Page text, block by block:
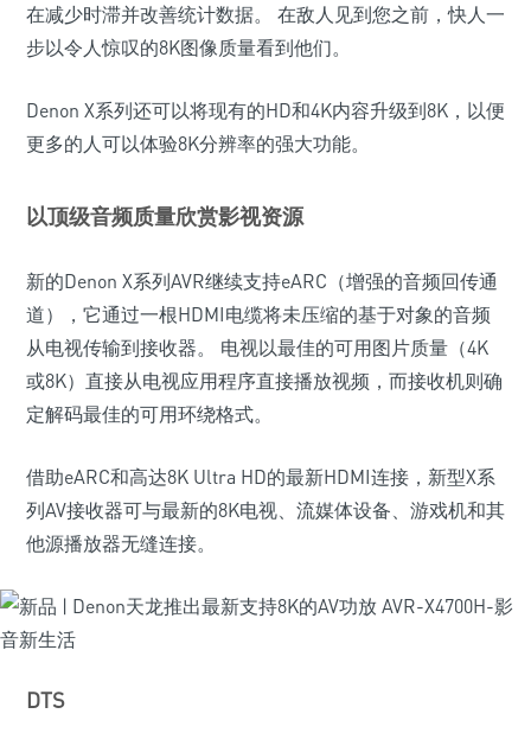
在减少时滞并改善统计数据。 在敌人见到您之前，快人一
步以令人惊叹的8K图像质量看到他们。
Denon X系列还可以将现有的HD和4K内容升级到8K，以便
更多的人可以体验8K分辨率的强大功能。
以顶级音频质量欣赏影视资源
新的Denon X系列AVR继续支持eARC（增强的音频回传通
道），它通过一根HDMI电缆将未压缩的基于对象的音频
从电视传输到接收器。 电视以最佳的可用图片质量（4K
或8K）直接从电视应用程序直接播放视频，而接收机则确
定解码最佳的可用环绕格式。
借助eARC和高达8K Ultra HD的最新HDMI连接，新型X系
列AV接收器可与最新的8K电视、流媒体设备、游戏机和其
他源播放器无缝连接。
DTS